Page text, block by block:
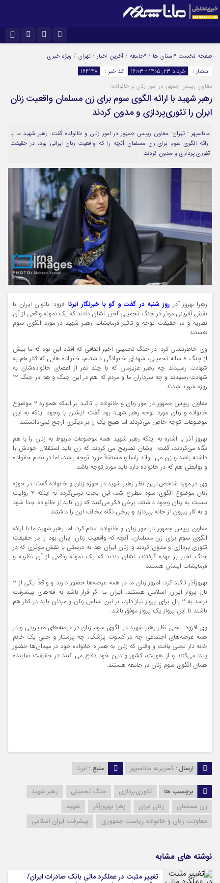
اینستاگرام
تلگرام
سروش
ایتا
آپارات
نام کاربری یا نشانی ایمیل
رمز عبور
مرا به خاطر بسپار
صفحه نخست *استان ها / *جامعه / آخرین اخبار / تهران / ویژه خبری
انتشار :
خرداد ۲۳, ۱۴۰۵ - ۱۶:۰۳ کد خبر :
164148
معاون رییس جمهور در امور زنان و خانواده؛
رهبر شهید با ارائه الگوی سوم برای زن مسلمان واقعیت زنان
ایران را تئوری‌پردازی و مدون کردند
ماناسپهر - تهران- معاون رییس جمهور در امور زنان و خانواده گفت: رهبر شهید ما با
ارائه الگوی سوم برای زن مسلمان آنچه را که واقعیت زنان ایرانی بود، در حقیقت
تئوری پردازی و مدون کردند.
زهرا بهروز آذر روز شنبه در گفت و گو با خبرنگار ایرنا افزود: بانوان ایران با
نقش آفرینی موثر در جنگ تحمیلی اخیر نشان دادند که یک نمونه واقعی از آن
نظریه و در حقیقت توجه و تاثیر فرمایشات رهبر شهید در مورد الگوی سوم
هستند.
وی خاطرنشان کرد: در جنگ تحمیلی اخیر اتفاقی که افتاد این بود که ما بیش
از جنگ ۸ ساله تحمیلی، شهدای خانوادگی داشتیم، خانواده هایی که کنار هم به
شهادت رسیدند چه رهبر عزیزمان که با چند نفر از اعضای خانواده‌شان به
شهادت رسیدند و چه سرداران ما و مردم که هم در این جنگ و هم در جنگ ۱۲
روزه شهید شدند
معاون رییس جمهور در امور زنان و خانواده با تاکید بر اینکه همواره ۲ موضوع
خانواده و زنان مورد توجه رهبر شهید بود گفت: ایشان با وجود اینکه به این
موضوعات توجه خاص می‌کردند اما هیچ یک را بر دیگری ارجح نمی‌دانستند.
بهروز آذر با اشاره به اینکه رهبر شهید همه موضوعات مربوط به زنان را با هم
نگاه می‌کردند، گفت: ایشان تصریح می کردند که زن باید استقلال خودش را
داشته باشد و زن می تواند راسا و مستقلاً مورد توجه باشد، اما در نظام خانواده
و روابطی هم که در خانواده دارد باید مورد توجه باشد.
وی در مورد شاخص‌ترین نظر رهبر شهید در حوزه زنان و خانواده گفت: در حوزه
زنان موضوع الگوی سوم مطرح شد، این بحث برمی‌گردد به اینکه ۲ روایت
نسبت به زنان وجود داشته، برخی فکر می‌کنند که زن باید از خانواده جدا شود
و به کار بیرون از خانه بپردازد و برخی نگاه مخالف این را داشتند.
معاون رییس جمهور در امور زنان و خانواده اعلام کرد: اما رهبر شهید ما با ارائه
الگوی سوم برای زن مسلمان، آنچه که واقعیت زنان ایران بود را در حقیقت
تئوری پردازی و مدون کردند و زنان ایران هم به درستی با نقش موثری که در
جنگ اخیر بر عهده گرفتند، نشان دادند که یک نمونه واقعی از آن نظریه و
فرمایشات ایشان هستند.
بهروزآذر تاکید کرد: امروز زنان ما در همه عرصه‌ها حضور دارند و واقعاً یکی از ۲
بال پرواز ایران اسلامی هستند، ایران ما اگر قرار باشد به قله‌های پیشرفت
برسد به ۲ بال برای پرواز نیاز دارد، بر این اساس زنان و مردان باید در کنار هم
باشند تا این پرواز یک پرواز موفق باشد.
وی افزود: تجلی نظر رهبر شهید در الگوی سوم زنان در عرصه‌های مدیریتی و در
همه عرصه‌های اجتماعی چه در کسوت پزشک، چه پرستار و حتی یک خانم
خانه دار تجلی یافت و وقتی که زنان به همراه خانواده خود در میدان‌ها حضور
پیدا می‌کنند و از هویت، کشور و دین خود دفاع می کنند در حقیقت نماینده
همان الگوی سوم زنان در جامعه هستند.
ارسال : تحریریه ماناسپهر منبع : ایرنا
برچسب ها تئوری‌پردازی جنگ تحمیلی
رهبر شهید
زن مسلمان
زنان ایران زهرا بهروزآذر
شهید
معاونت زنان و خانواده ریاست جمهوری
پیشرفت ایران اسلامی
نوشته های مشابه
تغییر مثبت در عملکرد مالی بانک صادرات ایران/